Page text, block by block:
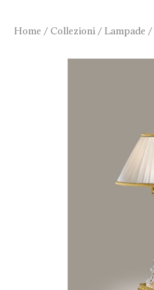
Home /Collezioni /Lampade /